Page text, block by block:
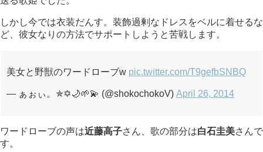
しかし今では衣装だんす。装飾過剰なドレスをベルに着せるな
ど、彼女なりの方法でサポートしようと苦戦します。
美女と野獣のワードローブw pic.twitter.com/T9gefbSNBQ
— ぁぉぃ。✯✡🌙🌱💫 (@shokochokoV) April 26, 2014
ワードローブの声は近藤高子さん、歌の部分は白石圭美さんで
す。